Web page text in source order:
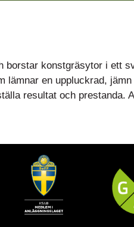
borstar konstgräsytor i ett
lämnar en uppluckrad,
resultat och prestanda.